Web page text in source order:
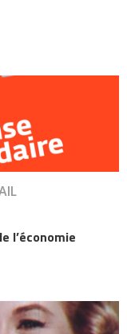
l’économie